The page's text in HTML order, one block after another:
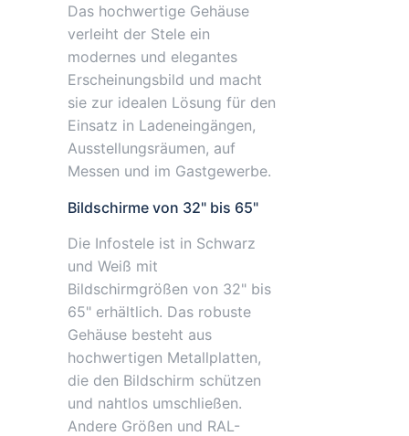
Das hochwertige Gehäuse
verleiht der Stele ein
modernes und elegantes
Erscheinungsbild und macht
sie zur idealen Lösung für den
Einsatz in Ladeneingängen,
Ausstellungsräumen, auf
Messen und im Gastgewerbe.
Bildschirme von 32" bis 65"
Die Infostele ist in Schwarz
und Weiß mit
Bildschirmgrößen von 32" bis
65" erhältlich. Das robuste
Gehäuse besteht aus
hochwertigen Metallplatten,
die den Bildschirm schützen
und nahtlos umschließen.
Andere Größen und RAL-